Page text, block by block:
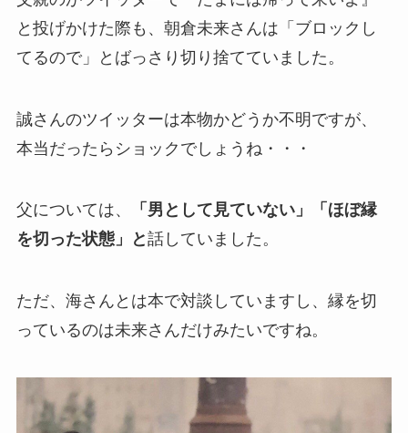
と投げかけた際も、朝倉未来さんは「ブロックし
てるので」とばっさり切り捨てていました。
誠さんのツイッターは本物かどうか不明ですが、
本当だったらショックでしょうね・・・
父については、
「男として見ていない」「ほぼ縁
を切った状態」と話していました。
ただ、海さんとは本で対談していますし、縁を切
っているのは未来さんだけみたいですね。